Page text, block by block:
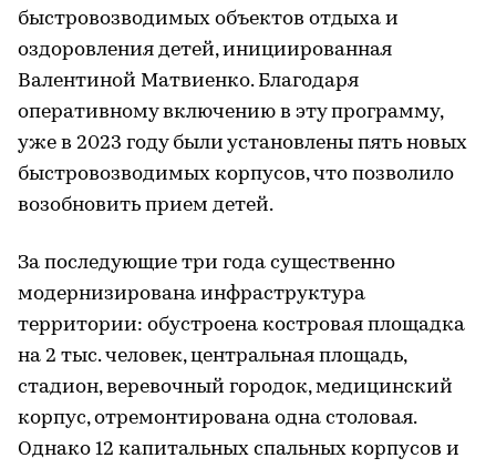
быстровозводимых объектов отдыха и
оздоровления детей, инициированная
Валентиной Матвиенко. Благодаря
оперативному включению в эту программу,
уже в 2023 году были установлены пять новых
быстровозводимых корпусов, что позволило
возобновить прием детей.
За последующие три года существенно
модернизирована инфраструктура
территории: обустроена костровая площадка
на 2 тыс. человек, центральная площадь,
стадион, веревочный городок, медицинский
корпус, отремонтирована одна столовая.
Однако 12 капитальных спальных корпусов и